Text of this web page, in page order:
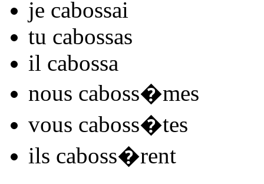
je cabossai
tu cabossas
il cabossa
nous caboss�mes
vous caboss�tes
ils caboss�rent